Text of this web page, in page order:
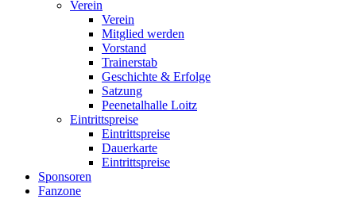
Verein
Verein
Mitglied werden
Vorstand
Trainerstab
Geschichte & Erfolge
Satzung
Peenetalhalle Loitz
Eintrittspreise
Eintrittspreise
Dauerkarte
Eintrittspreise
Sponsoren
Fanzone